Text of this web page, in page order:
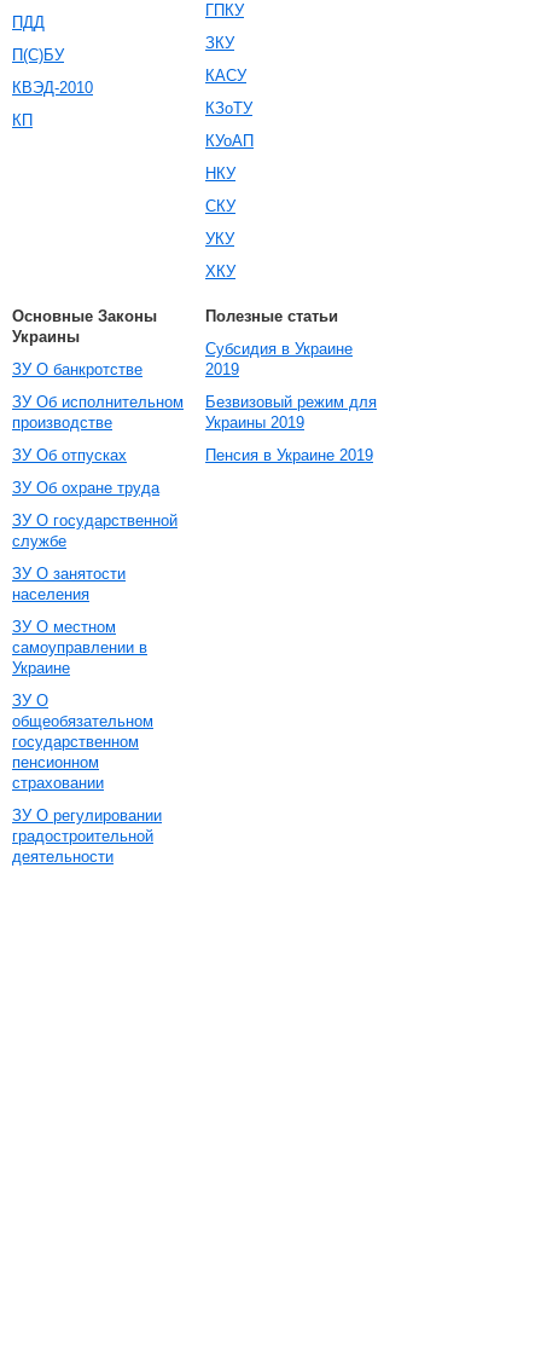
ПДД
П(С)БУ
КВЭД-2010
КП
ГПКУ
ЗКУ
КАСУ
КЗоТУ
КУоАП
НКУ
СКУ
УКУ
ХКУ
Основные Законы
Украины
ЗУ О банкротстве
ЗУ Об исполнительном
производстве
ЗУ Об отпусках
ЗУ Об охране труда
ЗУ О государственной
службе
ЗУ О занятости
населения
ЗУ О местном
самоуправлении в
Украине
ЗУ О
общеобязательном
государственном
пенсионном
страховании
ЗУ О регулировании
градостроительной
деятельности
Полезные статьи
Субсидия в Украине
2019
Безвизовый режим для
Украины 2019
Пенсия в Украине 2019